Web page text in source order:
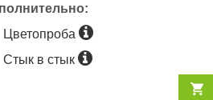
Цветопроба
Стык в стык